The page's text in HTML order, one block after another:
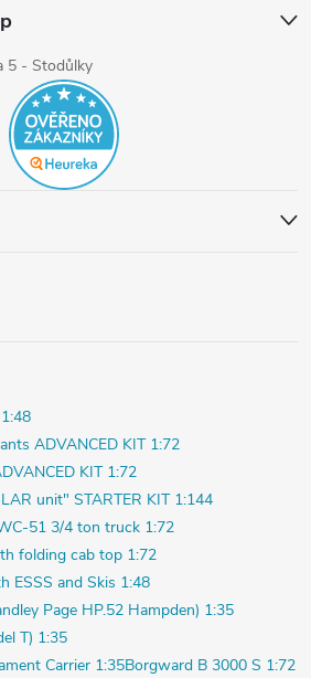
5 - Stodůlky
ADVANCED KIT 1:72
KIT 1:72
unit" STARTER KIT 1:144
51 3/4 ton truck 1:72
folding cab top 1:72
ESSS and Skis 1:48
Page HP.52 Hampden) 1:35
T) 1:35
Carrier 1:35Borgward B 3000 S 1:72